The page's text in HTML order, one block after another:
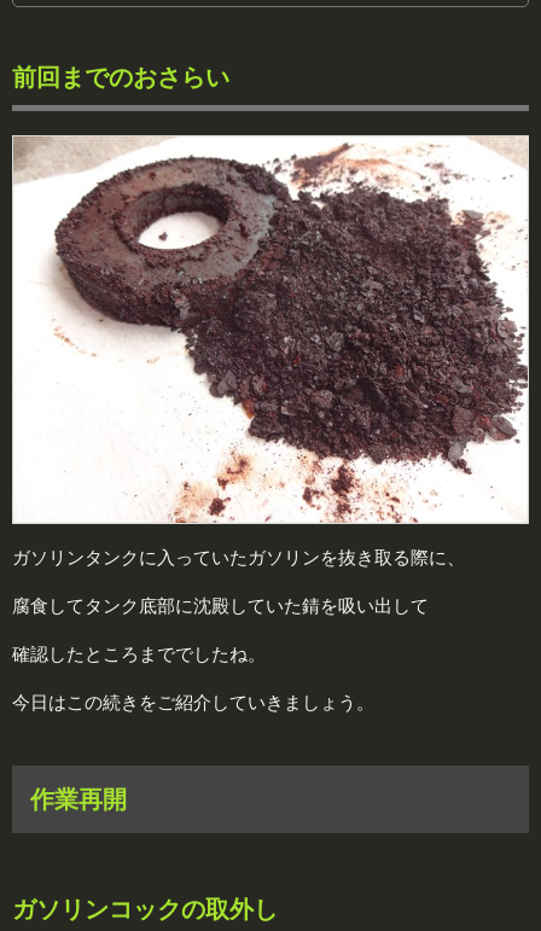
前回までのおさらい
ガソリンタンクに入っていたガソリンを抜き取る際に、
腐食してタンク底部に沈殿していた錆を吸い出して
確認したところまででしたね。
今日はこの続きをご紹介していきましょう。
作業再開
ガソリンコックの取外し